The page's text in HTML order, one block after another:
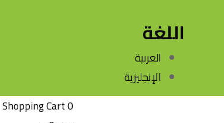
اللغة
العربية
الإنجليزية
0
Shopping Cart